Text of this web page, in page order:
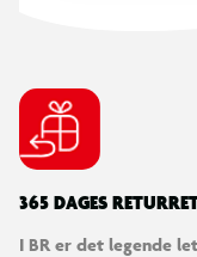
365 DAGES
I BR er det legende